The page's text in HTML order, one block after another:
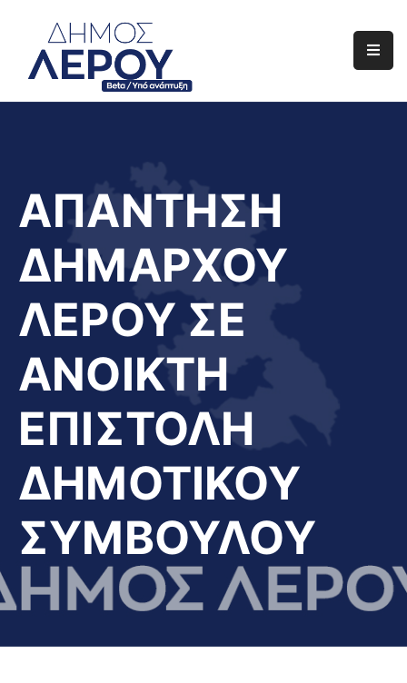
Αρχική
Διαφάνεια
Το
Νησί
Μας
ΑΠΑΝΤΗΣΗ
ΔΗΜΑΡΧΟΥ
ΛΕΡΟΥ ΣΕ
ΑΝΟΙΚΤΗ
ΕΠΙΣΤΟΛΗ
ΔΗΜΟΤΙΚΟΥ
ΣΥΜΒΟΥΛΟΥ